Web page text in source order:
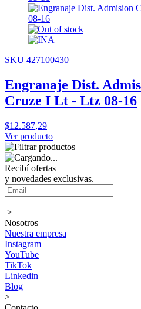
SKU 427100430
Engranaje Dist.
Cruze I Lt - Ltz 08-16
$12.587,29
Ver producto
Recibí ofertas
y novedades exclusivas.
>
Nosotros
Nuestra empresa
Instagram
YouTube
TikTok
Linkedin
Blog
>